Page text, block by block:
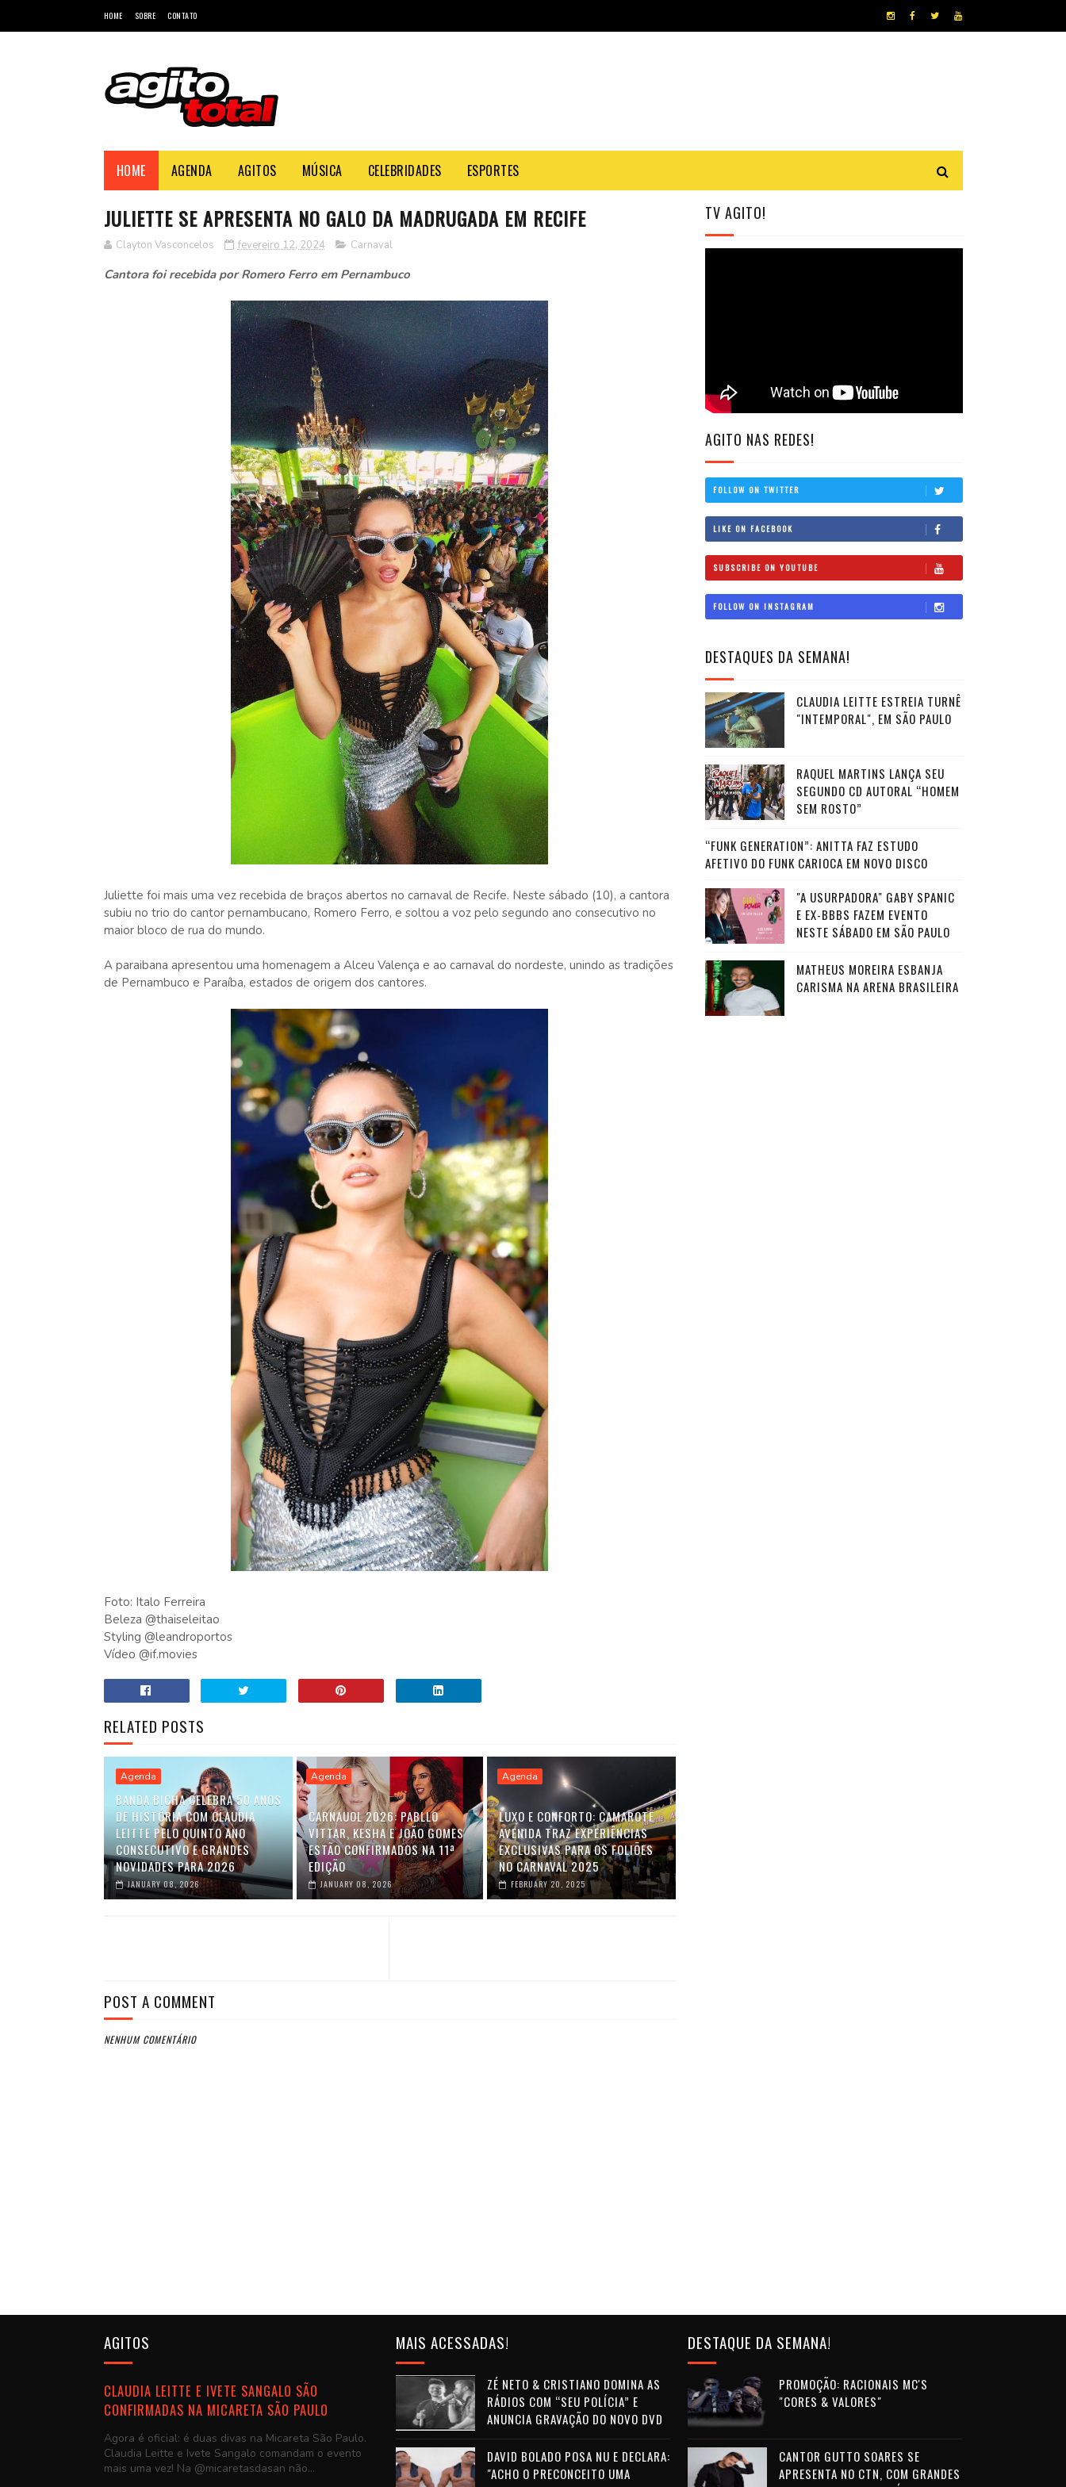
HOME SOBRE CONTATO
HOME AGENDA AGITOS MÚSICA CELEBRIDADES ESPORTES
JULIETTE SE APRESENTA NO GALO DA MADRUGADA EM RECIFE
Clayton Vasconcelos fevereiro 12, 2024 Carnaval
Cantora foi recebida por Romero Ferro em Pernambuco
Juliette foi mais uma vez recebida de braços abertos no carnaval de Recife. Neste sábado (10), a cantora
subiu no trio do cantor pernambucano, Romero Ferro, e soltou a voz pelo segundo ano consecutivo no
maior bloco de rua do mundo.
A paraibana apresentou uma homenagem a Alceu Valença e ao carnaval do nordeste, unindo as tradições
de Pernambuco e Paraíba, estados de origem dos cantores.
Foto: Italo Ferreira
Beleza @thaiseleitao
Styling @leandroportos
Vídeo @if.movies
RELATED POSTS
Agenda
BANDA BICHA CELEBRA 50 ANOS
DE HISTÓRIA COM CLAUDIA
LEITTE PELO QUINTO ANO
CONSECUTIVO E GRANDES
NOVIDADES PARA 2026
JANUARY 08, 2026
Agenda
CARNAUOL 2026: PABLLO
VITTAR, KESHA E JOÃO GOMES
ESTÃO CONFIRMADOS NA 11ª
EDIÇÃO
JANUARY 08, 2026
Agenda
LUXO E CONFORTO: CAMAROTE
AVENIDA TRAZ EXPERIÊNCIAS
EXCLUSIVAS PARA OS FOLIÕES
NO CARNAVAL 2025
FEBRUARY 20, 2025
POST A COMMENT
NENHUM COMENTÁRIO
TV AGITO!
AGITO NAS REDES!
FOLLOW ON TWITTER
LIKE ON FACEBOOK
SUBSCRIBE ON YOUTUBE
FOLLOW ON INSTAGRAM
DESTAQUES DA SEMANA!
CLAUDIA LEITTE ESTREIA TURNÊ
"INTEMPORAL", EM SÃO PAULO
RAQUEL MARTINS LANÇA SEU
SEGUNDO CD AUTORAL “HOMEM
SEM ROSTO”
“FUNK GENERATION”: ANITTA FAZ ESTUDO
AFETIVO DO FUNK CARIOCA EM NOVO DISCO
"A USURPADORA" GABY SPANIC
E EX-BBBS FAZEM EVENTO
NESTE SÁBADO EM SÃO PAULO
MATHEUS MOREIRA ESBANJA
CARISMA NA ARENA BRASILEIRA
AGITOS
CLAUDIA LEITTE E IVETE SANGALO SÃO
CONFIRMADAS NA MICARETA SÃO PAULO
Agora é oficial: é duas divas na Micareta São Paulo.
Claudia Leitte e Ivete Sangalo comandam o evento
mais uma vez! Na @micaretasdasan não...
MAIS ACESSADAS!
ZÉ NETO & CRISTIANO DOMINA AS
RÁDIOS COM “SEU POLÍCIA” E
ANUNCIA GRAVAÇÃO DO NOVO DVD
DAVID BOLADO POSA NU E DECLARA:
"ACHO O PRECONCEITO UMA
DESTAQUE DA SEMANA!
PROMOÇÃO: RACIONAIS MC'S
"CORES & VALORES"
CANTOR GUTTO SOARES SE
APRESENTA NO CTN, COM GRANDES